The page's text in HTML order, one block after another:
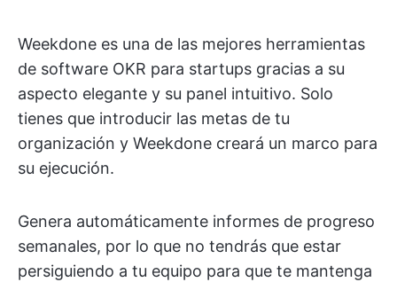
Weekdone es una de las mejores herramientas
de software OKR para startups gracias a su
aspecto elegante y su panel intuitivo. Solo
tienes que introducir las metas de tu
organización y Weekdone creará un marco para
su ejecución.
Genera automáticamente informes de progreso
semanales, por lo que no tendrás que estar
persiguiendo a tu equipo para que te mantenga